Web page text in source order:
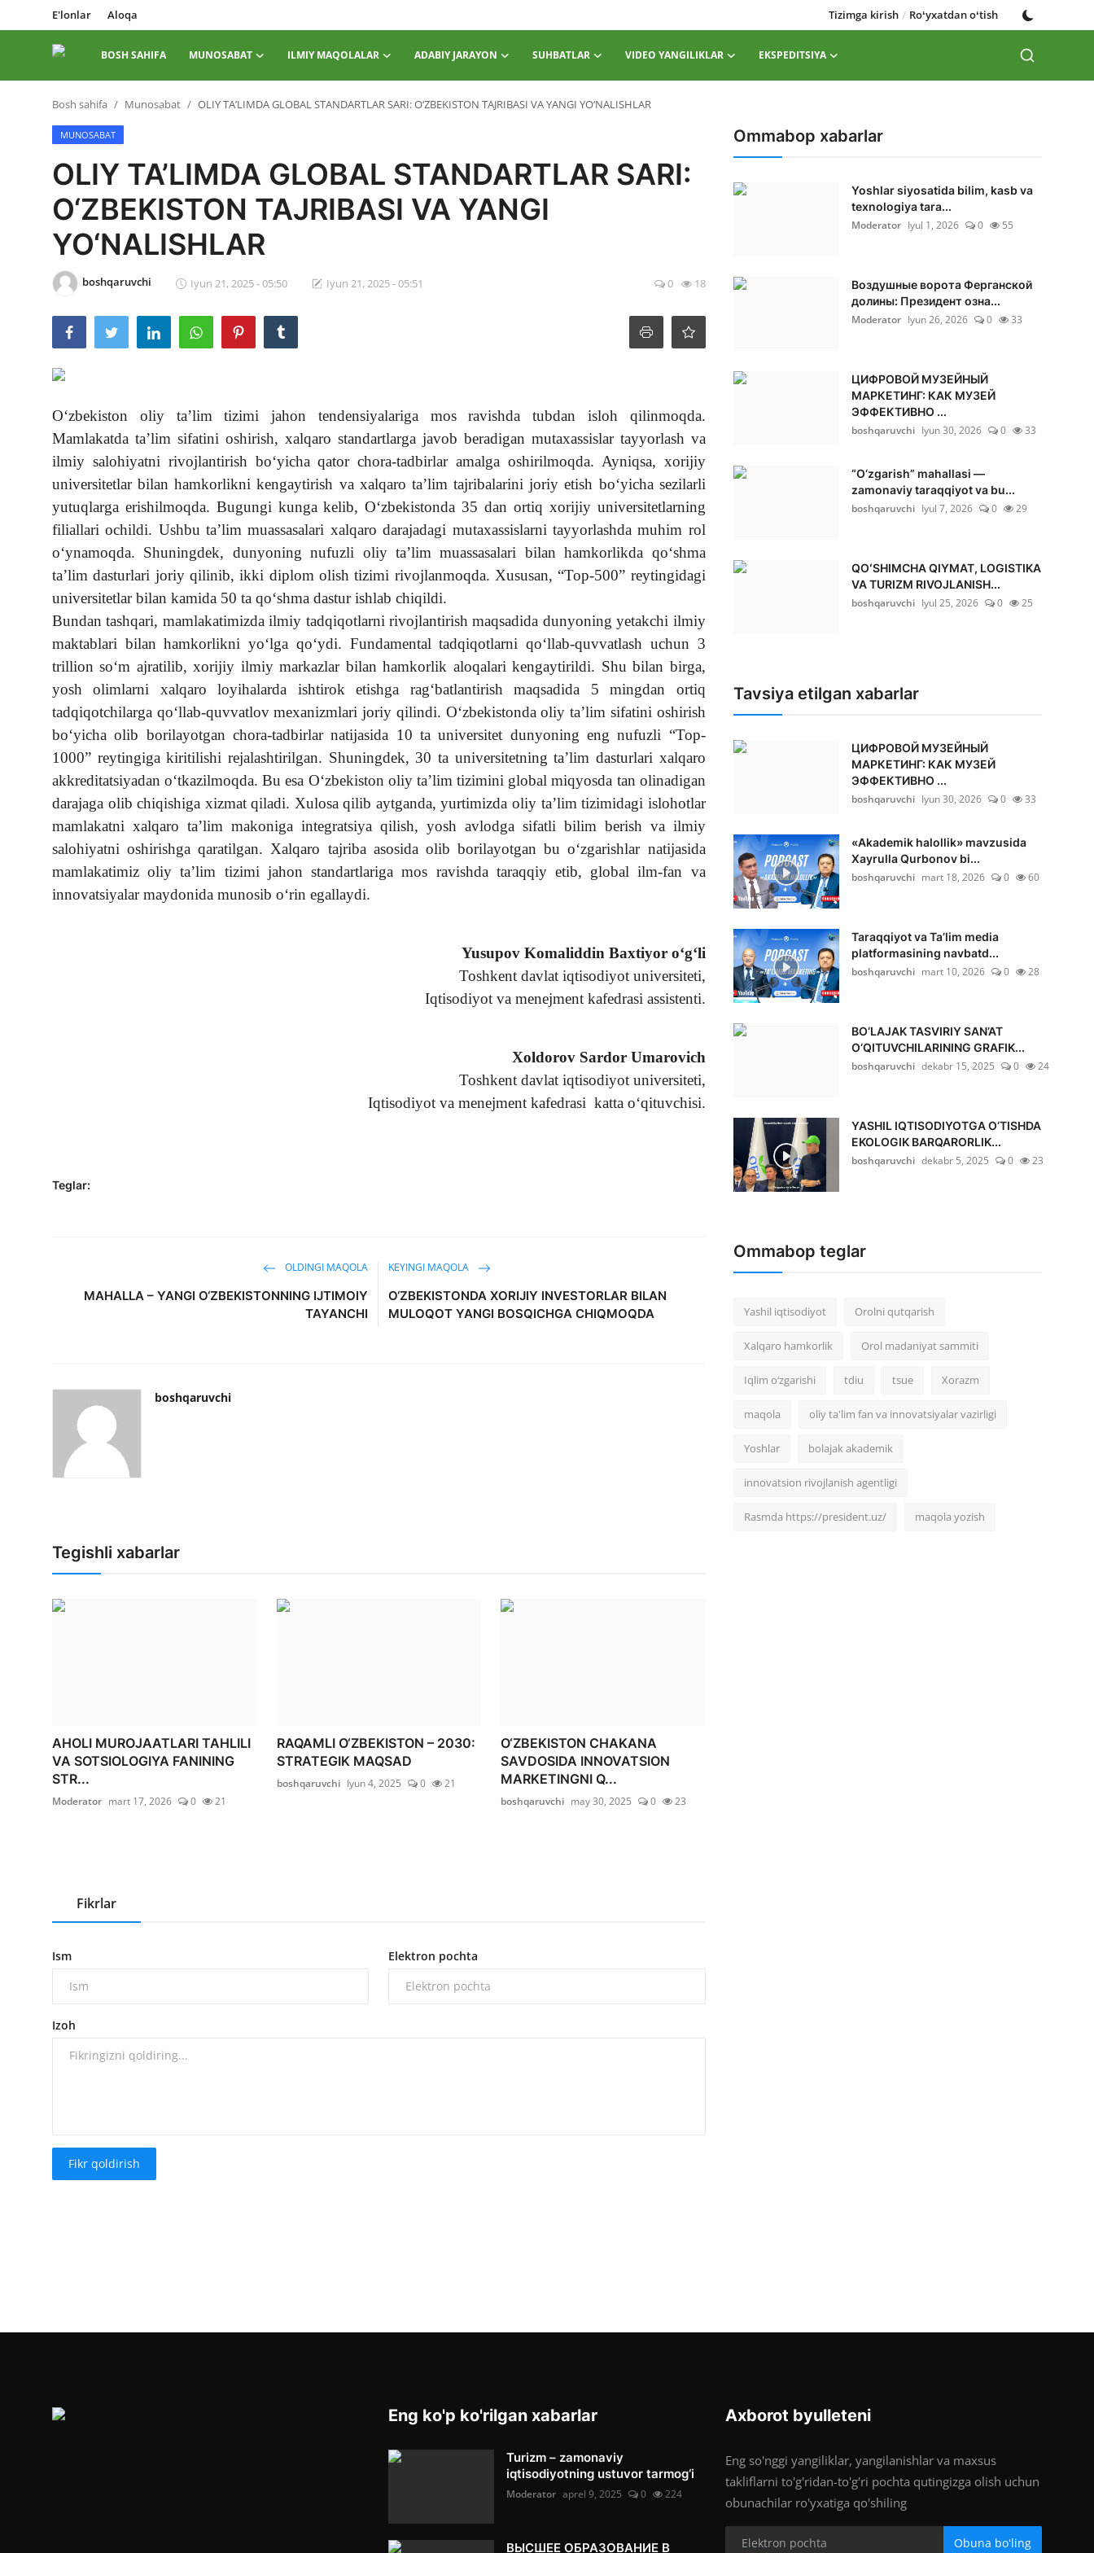
E'lonlar Aloqa Tizimga kirish / Roʻyxatdan oʻtish
BOSH SAHIFA MUNOSABAT ILMIY MAQOLALAR ADABIY JARAYON SUHBATLAR VIDEO YANGILIKLAR EKSPEDITSIYA
kirish
Roʻyxatdan
Bosh sahifa
E'lonlar
Munosabat
Ilmiy maqolalar
Adabiy jarayon
Suhbatlar
Video yangiliklar
Ekspeditsiya
Bosh sahifa Munosabat OLIY TA’LIMDA GLOBAL STANDARTLAR SARI: O‘ZBEKISTON TAJRIBASI VA YANGI YO‘NALISHLAR
MUNOSABAT
OLIY TA’LIMDA GLOBAL STANDARTLAR SARI:
O‘ZBEKISTON TAJRIBASI VA YANGI
YO‘NALISHLAR
boshqaruvchi Iyun 21, 2025 - 05:50 Iyun 21, 2025 - 05:51 0 18
O‘zbekiston oliy ta’lim tizimi jahon tendensiyalariga mos ravishda tubdan isloh qilinmoqda.
Mamlakatda ta’lim sifatini oshirish, xalqaro standartlarga javob beradigan mutaxassislar tayyorlash va
ilmiy salohiyatni rivojlantirish bo‘yicha qator chora-tadbirlar amalga oshirilmoqda. Ayniqsa, xorijiy
universitetlar bilan hamkorlikni kengaytirish va xalqaro ta’lim tajribalarini joriy etish bo‘yicha sezilarli
yutuqlarga erishilmoqda. Bugungi kunga kelib, O‘zbekistonda 35 dan ortiq xorijiy universitetlarning
filiallari ochildi. Ushbu ta’lim muassasalari xalqaro darajadagi mutaxassislarni tayyorlashda muhim rol
o‘ynamoqda. Shuningdek, dunyoning nufuzli oliy ta’lim muassasalari bilan hamkorlikda qo‘shma
ta’lim dasturlari joriy qilinib, ikki diplom olish tizimi rivojlanmoqda. Xususan, “Top-500” reytingidagi
universitetlar bilan kamida 50 ta qo‘shma dastur ishlab chiqildi.
Bundan tashqari, mamlakatimizda ilmiy tadqiqotlarni rivojlantirish maqsadida dunyoning yetakchi ilmiy
maktablari bilan hamkorlikni yo‘lga qo‘ydi. Fundamental tadqiqotlarni qo‘llab-quvvatlash uchun 3
trillion so‘m ajratilib, xorijiy ilmiy markazlar bilan hamkorlik aloqalari kengaytirildi. Shu bilan birga,
yosh olimlarni xalqaro loyihalarda ishtirok etishga rag‘batlantirish maqsadida 5 mingdan ortiq
tadqiqotchilarga qo‘llab-quvvatlov mexanizmlari joriy qilindi. O‘zbekistonda oliy ta’lim sifatini oshirish
bo‘yicha olib borilayotgan chora-tadbirlar natijasida 10 ta universitet dunyoning eng nufuzli “Top-
1000” reytingiga kiritilishi rejalashtirilgan. Shuningdek, 30 ta universitetning ta’lim dasturlari xalqaro
akkreditatsiyadan o‘tkazilmoqda. Bu esa O‘zbekiston oliy ta’lim tizimini global miqyosda tan olinadigan
darajaga olib chiqishiga xizmat qiladi. Xulosa qilib aytganda, yurtimizda oliy ta’lim tizimidagi islohotlar
mamlakatni xalqaro ta’lim makoniga integratsiya qilish, yosh avlodga sifatli bilim berish va ilmiy
salohiyatni oshirishga qaratilgan. Xalqaro tajriba asosida olib borilayotgan bu o‘zgarishlar natijasida
mamlakatimiz oliy ta’lim tizimi jahon standartlariga mos ravishda taraqqiy etib, global ilm-fan va
innovatsiyalar maydonida munosib o‘rin egallaydi.
Yusupov Komaliddin Baxtiyor o‘g‘li
Toshkent davlat iqtisodiyot universiteti,
Iqtisodiyot va menejment kafedrasi assistenti.
Xoldorov Sardor Umarovich
Toshkent davlat iqtisodiyot universiteti,
Iqtisodiyot va menejment kafedrasi katta o‘qituvchisi.
Teglar:
OLDINGI MAQOLA
MAHALLA – YANGI O‘ZBEKISTONNING IJTIMOIY
TAYANCHI
KEYINGI MAQOLA
O‘ZBEKISTONDA XORIJIY INVESTORLAR BILAN
MULOQOT YANGI BOSQICHGA CHIQMOQDA
boshqaruvchi
Tegishli xabarlar
AHOLI MUROJAATLARI TAHLILI
VA SOTSIOLOGIYA FANINING
STR...
Moderator mart 17, 2026 0 21
RAQAMLI O‘ZBEKISTON – 2030:
STRATEGIK MAQSAD
boshqaruvchi Iyun 4, 2025 0 21
O‘ZBEKISTON CHAKANA
SAVDOSIDA INNOVATSION
MARKETINGNI Q...
boshqaruvchi may 30, 2025 0 23
Fikrlar
Ism Elektron pochta
Izoh
Fikr qoldirish
Ommabop xabarlar
Yoshlar siyosatida bilim, kasb va
texnologiya tara...
Moderator Iyul 1, 2026 0 55
Воздушные ворота Ферганской
долины: Президент озна...
Moderator Iyun 26, 2026 0 33
ЦИФРОВОЙ МУЗЕЙНЫЙ
МАРКЕТИНГ: КАК МУЗЕЙ
ЭФФЕКТИВНО ...
boshqaruvchi Iyun 30, 2026 0 33
“O‘zgarish” mahallasi —
zamonaviy taraqqiyot va bu...
boshqaruvchi Iyul 7, 2026 0 29
QOʻSHIMCHA QIYMAT, LOGISTIKA
VA TURIZM RIVOJLANISH...
boshqaruvchi Iyul 25, 2026 0 25
Tavsiya etilgan xabarlar
ЦИФРОВОЙ МУЗЕЙНЫЙ
МАРКЕТИНГ: КАК МУЗЕЙ
ЭФФЕКТИВНО ...
boshqaruvchi Iyun 30, 2026 0 33
«Akademik halollik» mavzusida
Xayrulla Qurbonov bi...
boshqaruvchi mart 18, 2026 0 60
Taraqqiyot va Ta’lim media
platformasining navbatd...
boshqaruvchi mart 10, 2026 0 28
BO‘LAJAK TASVIRIY SAN’AT
O‘QITUVCHILARINING GRAFIK...
boshqaruvchi dekabr 15, 2025 0 24
YASHIL IQTISODIYOTGA O‘TISHDA
EKOLOGIK BARQARORLIK...
boshqaruvchi dekabr 5, 2025 0 23
Ommabop teglar
Yashil iqtisodiyot Orolni qutqarish
Xalqaro hamkorlik Orol madaniyat sammiti
Iqlim o‘zgarishi tdiu tsue Xorazm
maqola oliy ta'lim fan va innovatsiyalar vazirligi
Yoshlar bolajak akademik
innovatsion rivojlanish agentligi
Rasmda https://president.uz/ maqola yozish
Eng ko'p ko'rilgan xabarlar
Turizm – zamonaviy
iqtisodiyotning ustuvor tarmog‘i
Moderator aprel 9, 2025 0 224
ВЫСШЕЕ ОБРАЗОВАНИЕ В
Axborot byulleteni
Eng so'nggi yangiliklar, yangilanishlar va maxsus
takliflarni to'g'ridan-to'g'ri pochta qutingizga olish uchun
obunachilar ro'yxatiga qo'shiling
Obuna boʻling